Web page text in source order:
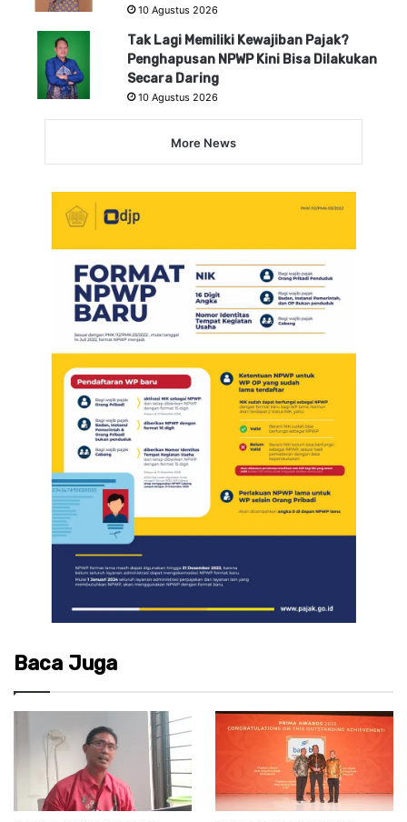
10 Agustus 2026
Tak Lagi Memiliki Kewajiban Pajak?
Penghapusan NPWP Kini Bisa Dilakukan
Secara Daring
10 Agustus 2026
More News
Baca Juga